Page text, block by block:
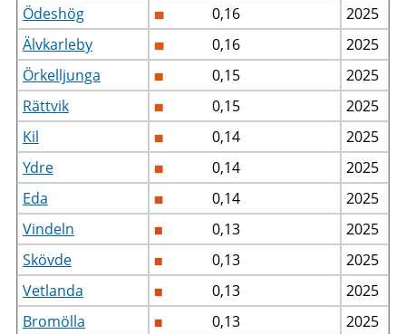
Ödeshög
0,16
2025
Älvkarleby
0,16
2025
Örkelljunga
0,15
2025
Rättvik
0,15
2025
Kil
0,14
2025
Ydre
0,14
2025
Eda
0,14
2025
Vindeln
0,13
2025
Skövde
0,13
2025
Vetlanda
0,13
2025
Bromölla
0,13
2025